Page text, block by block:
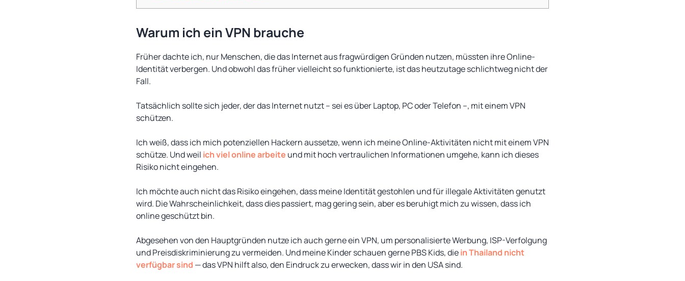
Warum ich ein VPN brauche
Früher dachte ich, nur Menschen, die das Internet aus fragwürdigen Gründen nutzen, müssten ihre Online-
Identität verbergen. Und obwohl das früher vielleicht so funktionierte, ist das heutzutage schlichtweg nicht der
Fall.
Tatsächlich sollte sich jeder, der das Internet nutzt – sei es über Laptop, PC oder Telefon –, mit einem VPN
schützen.
Ich weiß, dass ich mich potenziellen Hackern aussetze, wenn ich meine Online-Aktivitäten nicht mit einem VPN
schütze. Und weil ich viel online arbeite und mit hoch vertraulichen Informationen umgehe, kann ich dieses
Risiko nicht eingehen.
Ich möchte auch nicht das Risiko eingehen, dass meine Identität gestohlen und für illegale Aktivitäten genutzt
wird. Die Wahrscheinlichkeit, dass dies passiert, mag gering sein, aber es beruhigt mich zu wissen, dass ich
online geschützt bin.
Abgesehen von den Hauptgründen nutze ich auch gerne ein VPN, um personalisierte Werbung, ISP-Verfolgung
und Preisdiskriminierung zu vermeiden. Und meine Kinder schauen gerne PBS Kids, diein Thailand nicht
verfügbar sind — das VPN hilft also, den Eindruck zu erwecken, dass wir in den USA sind.